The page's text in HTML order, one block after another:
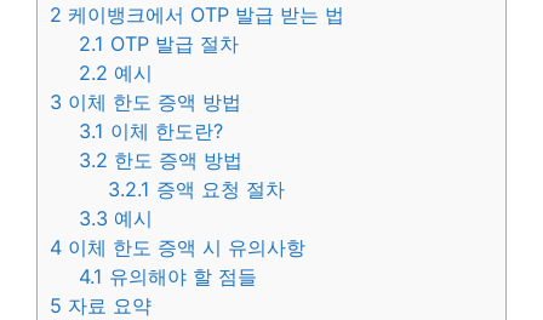
2 케이뱅크에서 OTP 발급 받는 법
2.1 OTP 발급 절차
2.2 예시
3 이체 한도 증액 방법
3.1 이체 한도란?
3.2 한도 증액 방법
3.2.1 증액 요청 절차
3.3 예시
4 이체 한도 증액 시 유의사항
4.1 유의해야 할 점들
5 자료 요약